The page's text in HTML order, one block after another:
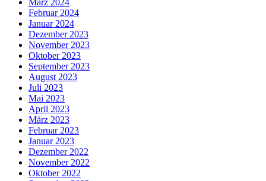
Februar 2024
Januar 2024
Dezember 2023
November 2023
Oktober 2023
September 2023
August 2023
Juli 2023
Mai 2023
April 2023
März 2023
Februar 2023
Januar 2023
Dezember 2022
November 2022
Oktober 2022